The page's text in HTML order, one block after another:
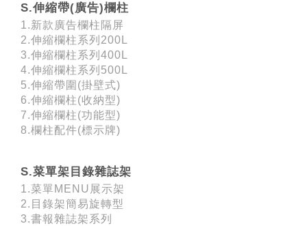
S.伸縮帶(廣告)欄柱
1.新款廣告欄柱隔屏
2.伸縮欄柱系列200L
3.伸縮欄柱系列400L
4.伸縮欄柱系列500L
5.伸縮帶圍(掛壁式)
6.伸縮欄柱(收納型)
7.伸縮欄柱(功能型)
8.欄柱配件(標示牌)
S.菜單架目錄雜誌架
1.菜單MENU展示架
2.目錄架簡易旋轉型
3.書報雜誌架系列